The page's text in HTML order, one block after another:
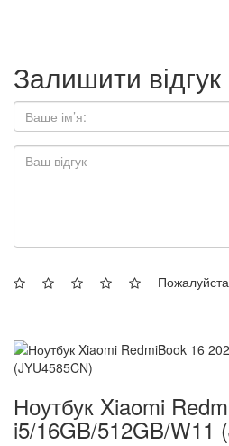
Залишити відгук
Ноутбук Xiaomi
i5/16GB/512GB/W11